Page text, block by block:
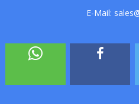
E-Mail: